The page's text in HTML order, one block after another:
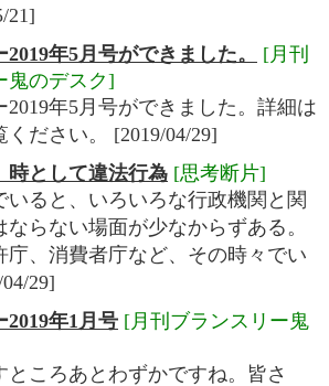
21]
年5月号ができました。
[月刊
鬼のデスク]
2019年5月号ができました。詳細は
ください。 [2019/04/29]
時として違法行為 [思考断片]
いると、いろいろな行政機関と関
ならない場面が少なからずある。
庁、消費者庁など、その時々でい
29]
2019年1月号 [月刊ブランスリー鬼
ころあとわずかですね。皆さ